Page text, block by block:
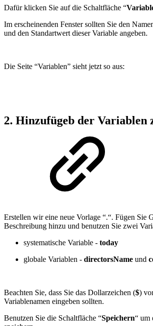
Dafür klicken Sie auf die Schaltfläche “
Im erscheinenden Fenster sollten Sie den
und den Standartwert dieser Variable angeben.
Die Seite “Variablen” sieht jetzt so aus:
2. Hinzufügeb der Variablen
Erstellen wir eine neue Vorlage “.“. Fügen Sie
Beschreibung hinzu und benutzen Sie zwei
systematische Variable - today
globale Variablen - directorsName und
Beachten Sie, dass Sie das Dollarzeichen ($)
Variablenamen eingeben sollten.
Benutzen Sie die Schaltfläche “Speichern“ um